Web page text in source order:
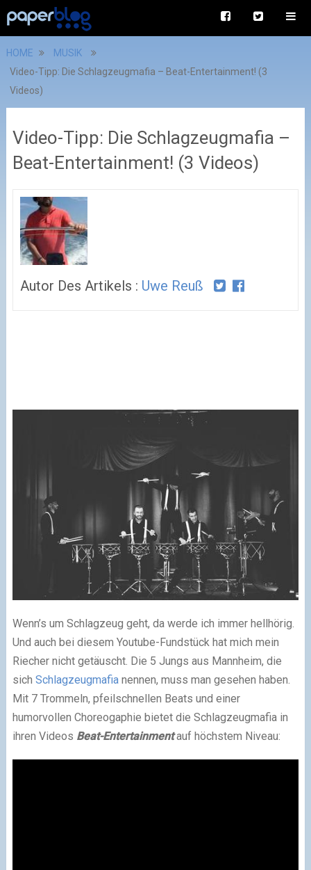
HOME
MUSIK
Video-Tipp: Die Schlagzeugmafia – Beat-Entertainment! (3
Videos)
Video-Tipp: Die Schlagzeugmafia –
Beat-Entertainment! (3 Videos)
Autor Des Artikels : Uwe Reuß
Wenn’s um Schlagzeug geht, da werde ich immer hellhörig.
Und auch bei diesem Youtube-Fundstück hat mich mein
Riecher nicht getäuscht. Die 5 Jungs aus Mannheim, die
sich Schlagzeugmafianennen, muss man gesehen haben.
Mit 7 Trommeln, pfeilschnellen Beats und einer
humorvollen Choreogaphie bietet die Schlagzeugmafia in
ihren Videos Beat-Entertainmentauf höchstem Niveau: